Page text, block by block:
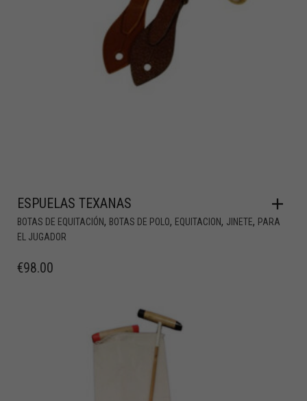
ESPUELAS TEXANAS
BOTAS DE EQUITACIÓN, BOTAS DE POLO, EQUITACION, JINETE, PARA
EL JUGADOR
€98.00